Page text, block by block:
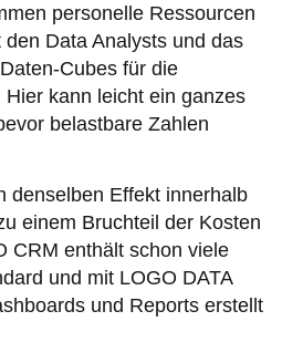
personelle Ressourcen
Data Analysts und das
Cubes für die
kann leicht ein ganzes
belastbare Zahlen
denselben Effekt innerhalb
einem Bruchteil der Kosten
CRM enthält schon viele
und mit LOGO DATA
und Reports erstellt